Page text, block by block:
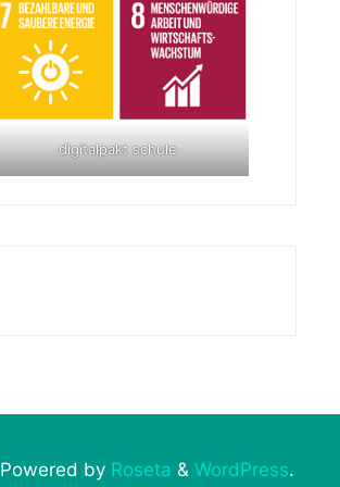
digitalpakt schule
Powered byRoseta & WordPress.